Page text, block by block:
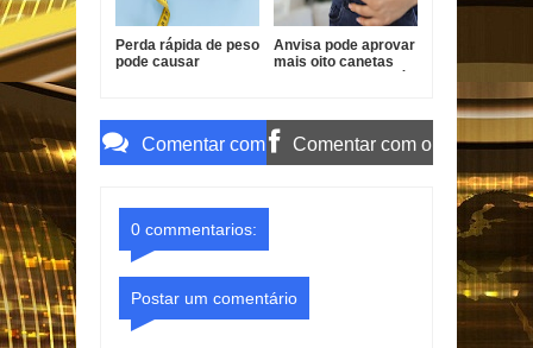
Perda rápida de peso
pode causar
Anvisa pode aprovar
mais oito canetas
Comentar com Comentar com o
0 commentarios:
Postar um comentário